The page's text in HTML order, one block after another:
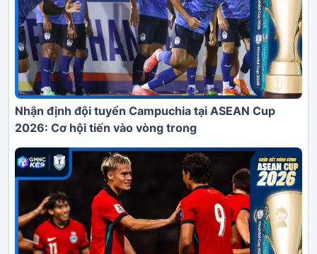
Nhận định đội tuyển Campuchia tại ASEAN Cup
2026: Cơ hội tiến vào vòng trong